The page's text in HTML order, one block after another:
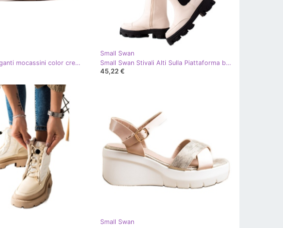
Small Swan Eleganti mocassini color crema beige
Small Swan
Small Swan Stivali Alti Sulla Piattaforma beige
45,22 €
Small Swan